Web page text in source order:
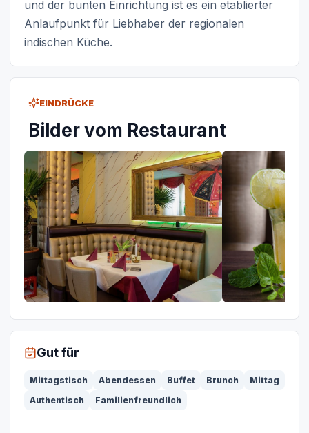
und der bunten Einrichtung ist es ein etablierter
Anlaufpunkt für Liebhaber der regionalen
indischen Küche.
EINDRÜCKE
Bilder vom Restaurant
Gut für
Mittagstisch Abendessen Buffet Brunch
Mittag
Authentisch
Familienfreundlich